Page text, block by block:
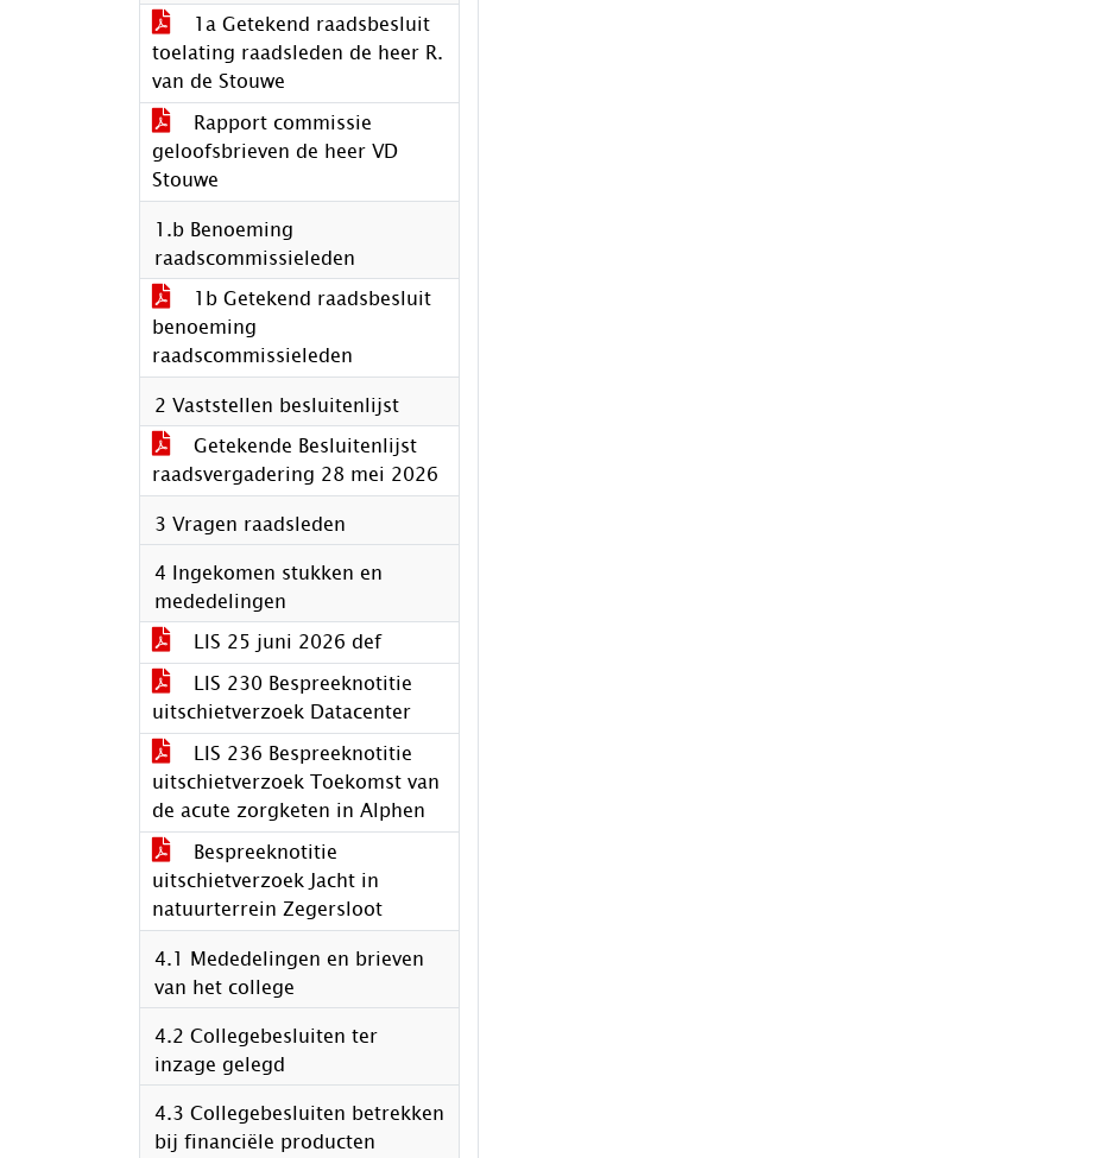
1a Getekend raadsbesluit
toelating raadsleden de heer R.
van de Stouwe
Rapport commissie
geloofsbrieven de heer VD
Stouwe
1.b Benoeming
raadscommissieleden
1b Getekend raadsbesluit
benoeming
raadscommissieleden
2 Vaststellen besluitenlijst
Getekende Besluitenlijst
raadsvergadering 28 mei 2026
3 Vragen raadsleden
4 Ingekomen stukken en
mededelingen
LIS 25 juni 2026 def
LIS 230 Bespreeknotitie
uitschietverzoek Datacenter
LIS 236 Bespreeknotitie
uitschietverzoek Toekomst van
de acute zorgketen in Alphen
Bespreeknotitie
uitschietverzoek Jacht in
natuurterrein Zegersloot
4.1 Mededelingen en brieven
van het college
4.2 Collegebesluiten ter
inzage gelegd
4.3 Collegebesluiten betrekken
bij financiële producten